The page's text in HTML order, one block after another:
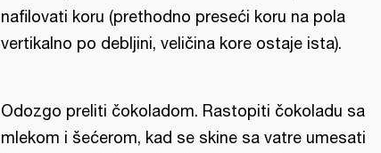
nafilovati koru (prethodno preseći koru na pola
vertikalno po debljini, veličina kore ostaje ista).
Odozgo preliti čokoladom. Rastopiti čokoladu sa
mlekom i šećerom, kad se skine sa vatre umesati